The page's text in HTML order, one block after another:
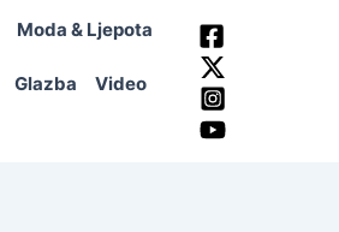
Moda & Ljepota
Glazba Video